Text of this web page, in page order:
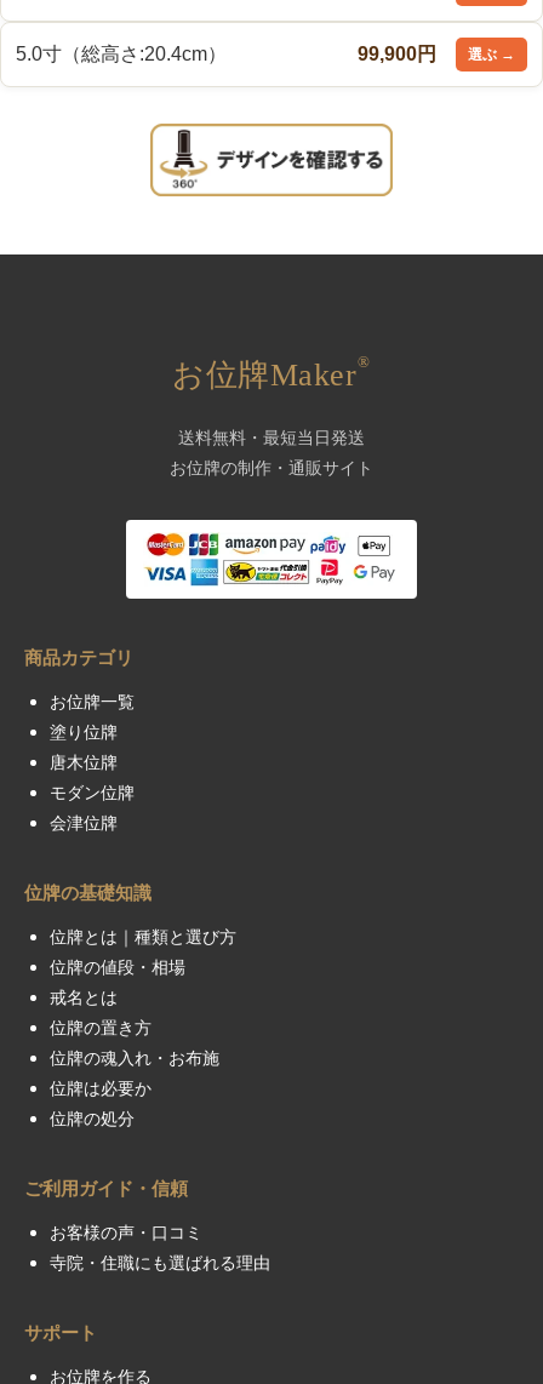
5.0寸（総高さ:20.4cm） 99,900円
お位牌Maker®
送料無料・最短当日発送
お位牌の制作・通販サイト
商品カテゴリ
お位牌一覧
塗り位牌
唐木位牌
モダン位牌
会津位牌
位牌の基礎知識
位牌とは｜種類と選び方
位牌の値段・相場
戒名とは
位牌の置き方
位牌の魂入れ・お布施
位牌は必要か
位牌の処分
ご利用ガイド・信頼
お客様の声・口コミ
寺院・住職にも選ばれる理由
サポート
お位牌を作る